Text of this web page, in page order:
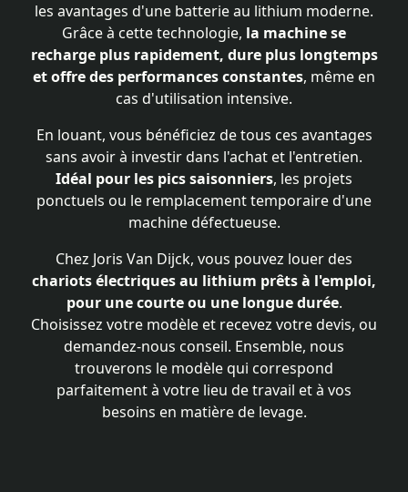
les avantages d'une batterie au lithium moderne.
Grâce à cette technologie, la machine se
recharge plus rapidement, dure plus longtemps
et offre des performances constantes, même en
cas d'utilisation intensive.
En louant, vous bénéficiez de tous ces avantages
sans avoir à investir dans l'achat et l'entretien.
Idéal pour les pics saisonniers, les projets
ponctuels ou le remplacement temporaire d'une
machine défectueuse.
Chez Joris Van Dijck, vous pouvez louer des
chariots électriques au lithium prêts à l'emploi,
pour une courte ou une longue durée.
Choisissez votre modèle et recevez votre devis, ou
demandez-nous conseil. Ensemble, nous
trouverons le modèle qui correspond
parfaitement à votre lieu de travail et à vos
besoins en matière de levage.